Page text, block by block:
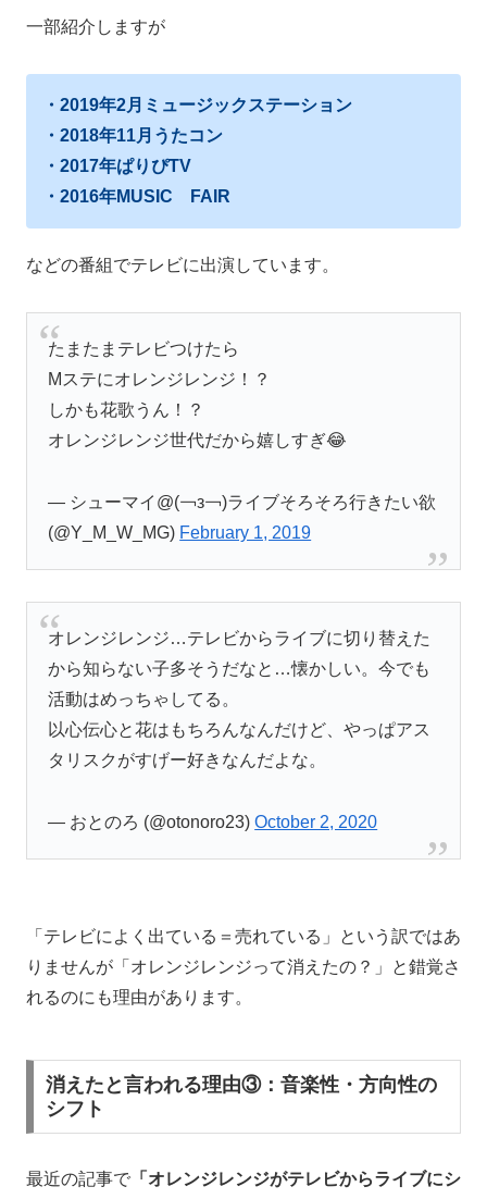
一部紹介しますが
・2019年2月ミュージックステーション
・2018年11月うたコン
・2017年ぱりぴTV
・2016年MUSIC FAIR
などの番組でテレビに出演しています。
たまたまテレビつけたら
Mステにオレンジレンジ！？
しかも花歌うん！？
オレンジレンジ世代だから嬉しすぎ😂
— シューマイ@(￢з￢)ライブそろそろ行きたい欲
(@Y_M_W_MG) February 1, 2019
オレンジレンジ…テレビからライブに切り替えた
から知らない子多そうだなと…懐かしい。今でも
活動はめっちゃしてる。
以心伝心と花はもちろんなんだけど、やっぱアス
タリスクがすげー好きなんだよな。
— おとのろ (@otonoro23)October 2, 2020
「テレビによく出ている＝売れている」という訳ではあ
りませんが「オレンジレンジって消えたの？」と錯覚さ
れるのにも理由があります。
消えたと言われる理由③：音楽性・方向性の
シフト
最近の記事で 「オレンジレンジがテレビからライブにシ